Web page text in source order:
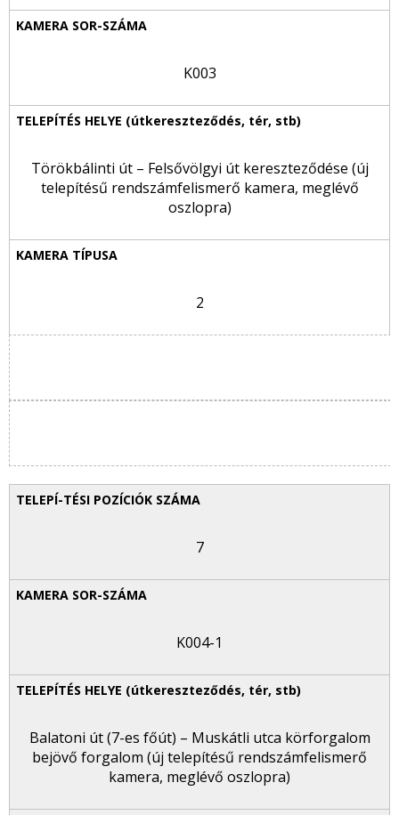
K003
Törökbálinti út – Felsővölgyi út kereszteződése (új
telepítésű rendszámfelismerő kamera, meglévő
oszlopra)
2
7
K004-1
Balatoni út (7-es főút) – Muskátli utca körforgalom
bejövő forgalom (új telepítésű rendszámfelismerő
kamera, meglévő oszlopra)